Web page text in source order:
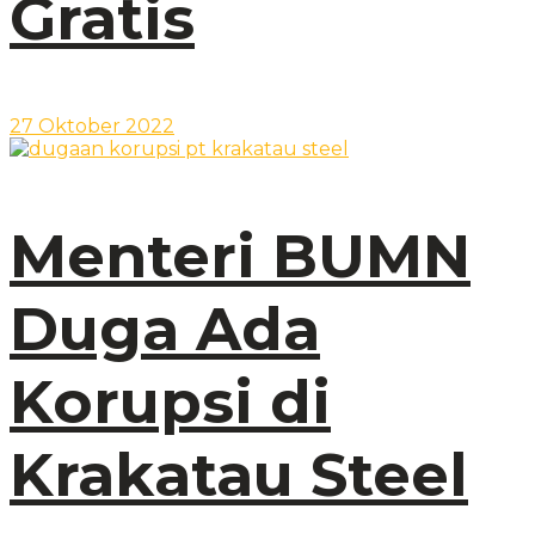
Gratis
27 Oktober 2022
Menteri BUMN
Duga Ada
Korupsi di
Krakatau Steel